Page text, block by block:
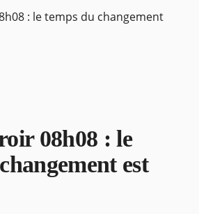
: le temps du changement
08h08 : le
est